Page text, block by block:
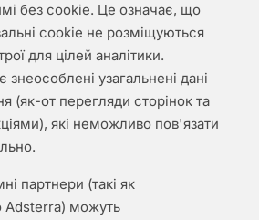
без cookie. Це означає, що
cookie не розміщуються
для цілей аналітики.
узагальнені дані
(як-от перегляди сторінок та
які неможливо пов'язати
партнери (такі як
Adsterra) можуть